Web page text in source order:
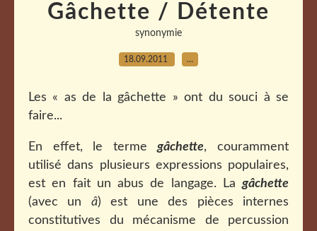
Gâchette / Détente
synonymie
18.09.2011 …
Les « as de la gâchette » ont du souci à se
faire...
En effet, le termegâchette, couramment
utilisé dans plusieurs expressions populaires,
est en fait un abus de langage. Lagâchette
(avec un â) est une des pièces internes
constitutives du mécanisme de percussion